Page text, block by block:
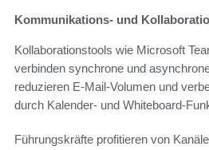
Kommunikations- und
Kollaborationstools wie Microsoft
verbinden synchrone und
reduzieren E-Mail-Volumen und
durch Kalender- und Whiteboard-
Führungskräfte profitieren von